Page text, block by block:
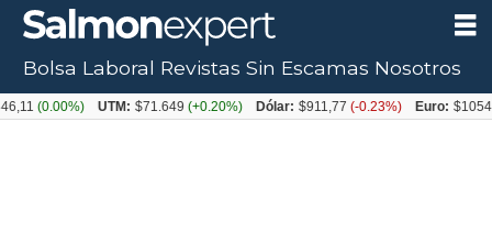
Bolsa Laboral Revistas Sin Escamas Nosotros
UTM: $71.649(+0.20%) Dólar: $911,77(-0.23%) Euro: $1054,31